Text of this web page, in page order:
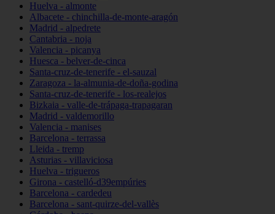
Huelva - almonte
Albacete - chinchilla-de-monte-aragón
Madrid - alpedrete
Cantabria - noja
Valencia - picanya
Huesca - belver-de-cinca
Santa-cruz-de-tenerife - el-sauzal
Zaragoza - la-almunia-de-doña-godina
Santa-cruz-de-tenerife - los-realejos
Bizkaia - valle-de-trápaga-trapagaran
Madrid - valdemorillo
Valencia - manises
Barcelona - terrassa
Lleida - tremp
Asturias - villaviciosa
Huelva - trigueros
Girona - castelló-d39empúries
Barcelona - cardedeu
Barcelona - sant-quirze-del-vallès